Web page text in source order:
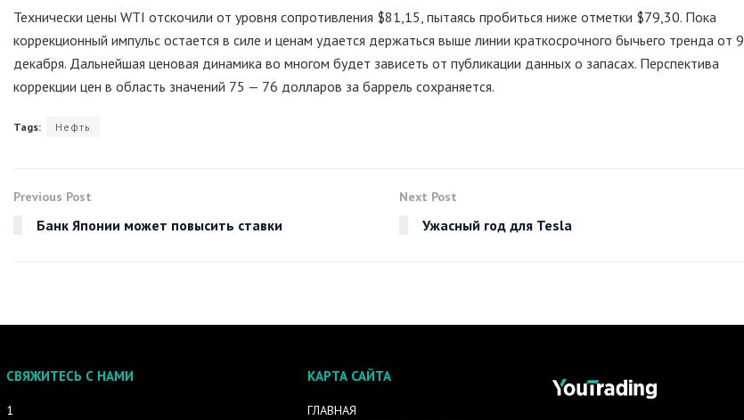
Технически цены WTI отскочили от уровня сопротивления $81,15, пытаясь пробиться ниже отметки $79,30. Пока
коррекционный импульс остается в силе и ценам удается держаться выше линии краткосрочного бычьего тренда от 9
декабря. Дальнейшая ценовая динамика во многом будет зависеть от публикации данных о запасах. Перспектива
коррекции цен в область значений 75 — 76 долларов за баррель сохраняется.
Tags: Нефть
Previous Post
Банк Японии может повысить ставки
Next Post
Ужасный год для Tesla
СВЯЖИТЕСЬ С НАМИ
1
КАРТА САЙТА
ГЛАВНАЯ